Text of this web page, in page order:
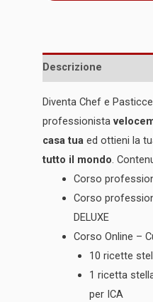
Descrizione
Diventa Chef e
professionista
casa tua ed ottieni la
tutto il mondo.
Corso
Corso
DELUXE
Corso Online –
10 ricette
1 ricetta
per ICA